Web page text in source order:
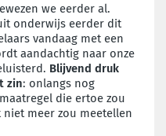
we eerder al.
onderwijs eerder dit
vandaag met een
aandachtig naar onze
Blijvend druk
zin: onlangs nog
die ertoe zou
meer zou meetellen